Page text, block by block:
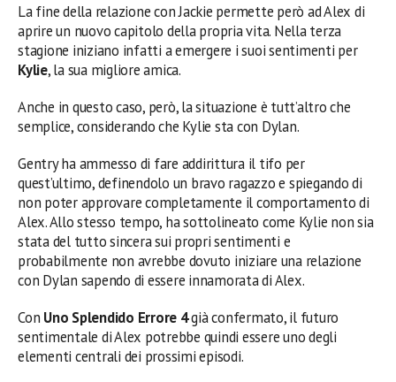
La fine della relazione con Jackie permette però ad Alex di
aprire un nuovo capitolo della propria vita. Nella terza
stagione iniziano infatti a emergere i suoi sentimenti per
Kylie, la sua migliore amica.
Anche in questo caso, però, la situazione è tutt’altro che
semplice, considerando che Kylie sta con Dylan.
Gentry ha ammesso di fare addirittura il tifo per
quest’ultimo, definendolo un bravo ragazzo e spiegando di
non poter approvare completamente il comportamento di
Alex. Allo stesso tempo, ha sottolineato come Kylie non sia
stata del tutto sincera sui propri sentimenti e
probabilmente non avrebbe dovuto iniziare una relazione
con Dylan sapendo di essere innamorata di Alex.
Con Uno Splendido Errore 4già confermato, il futuro
sentimentale di Alex potrebbe quindi essere uno degli
elementi centrali dei prossimi episodi.